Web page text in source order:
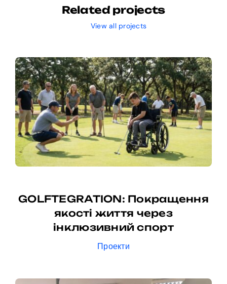
Related projects
View all projects
GOLFTEGRATION: Покращення
якості життя через
інклюзивний спорт
Проекти